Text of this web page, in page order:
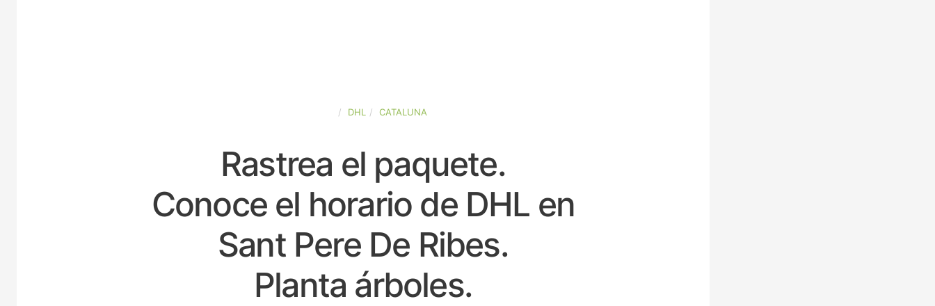
DHL CATALUNA
Rastrea el paquete.
Conoce el horario de DHL en
Sant Pere De Ribes.
Planta árboles.